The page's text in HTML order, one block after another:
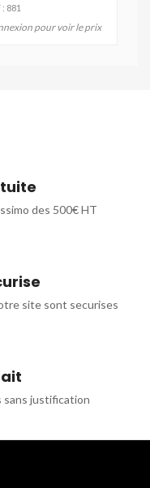
: 881
pour voir le prix
des 500€ HT
site sont securises
sans justification